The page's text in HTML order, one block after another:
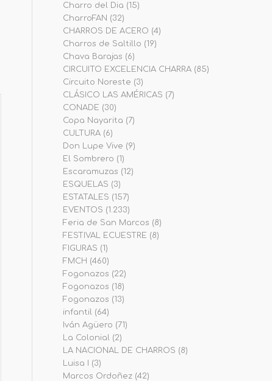
Charro del Dia (15)
CharroFAN (32)
CHARROS DE ACERO (4)
Charros de Saltillo (19)
Chava Barajas (6)
CIRCUITO EXCELENCIA CHARRA (85)
Circuito Noreste (3)
CLÁSICO LAS AMÉRICAS (7)
CONADE (30)
Copa Nayarita (7)
CULTURA (6)
Don Lupe Vive (9)
El Sombrero (1)
Escaramuzas (12)
ESQUELAS (3)
ESTATALES (157)
EVENTOS (1.233)
Feria de San Marcos (8)
FESTIVAL ECUESTRE (8)
FIGURAS (1)
FMCH (460)
Fogonazos (22)
Fogonazos (18)
Fogonazos (13)
infantil
(64)
Iván Agüero (71)
La Colonial
(2)
LA NACIONAL DE CHARROS (8)
Luisa I
(3)
Marcos Ordoñez (42)